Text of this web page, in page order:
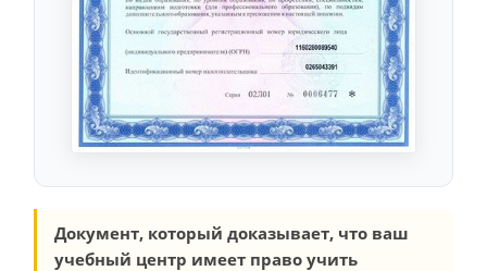
Документ, который доказывает, что ваш
учебный центр имеет право учить